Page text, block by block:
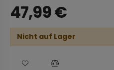
47,99€
Nicht auf Lager